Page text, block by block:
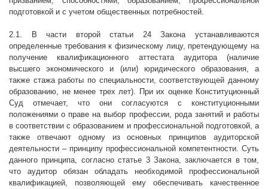
подготовкой и с учетом общественных потребностей.
2.1. В части второй статьи 24 Закона устанавливаются
определенные требования к физическому лицу, претендующему на
получение квалификационного аттестата аудитора (наличие
высшего экономического и (или) юридического образования, а
также стажа работы по специальности, соответствующей данному
образованию, не менее трех лет). При их оценке Конституционный
Суд отмечает, что они согласуются с конституционными
положениями о праве на выбор профессии, рода занятий и работы
в соответствии с образованием и профессиональной подготовкой, а
также отвечают одному из основных принципов аудиторской
деятельности – принципу профессиональной компетентности. Суть
данного принципа, согласно статье 3 Закона, заключается в том,
что аудитор обязан обладать необходимой профессиональной
квалификацией, позволяющей ему обеспечивать качественное